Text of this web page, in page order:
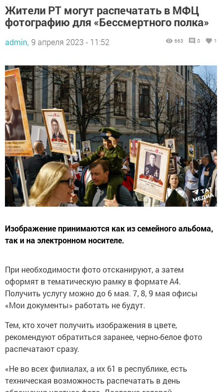
Жители РТ могут распечатать в МФЦ
фотографию для «Бессмертного полка»
admin, 9 апреля 2023 - 11:52 663 0 1
Изображение принимаются как из семейного альбома,
так и на электронном носителе.
При необходимости фото отсканируют, а затем
оформят в тематическую рамку в формате А4.
Получить услугу можно до 6 мая. 7, 8, 9 мая офисы
«Мои документы» работать не будут.
Тем, кто хочет получить изображения в цвете,
рекомендуют обратиться заранее, черно-белое фото
распечатают сразу.
«Не во всех филиалах, а их 61 в республике, есть
техническая возможность распечатать в день